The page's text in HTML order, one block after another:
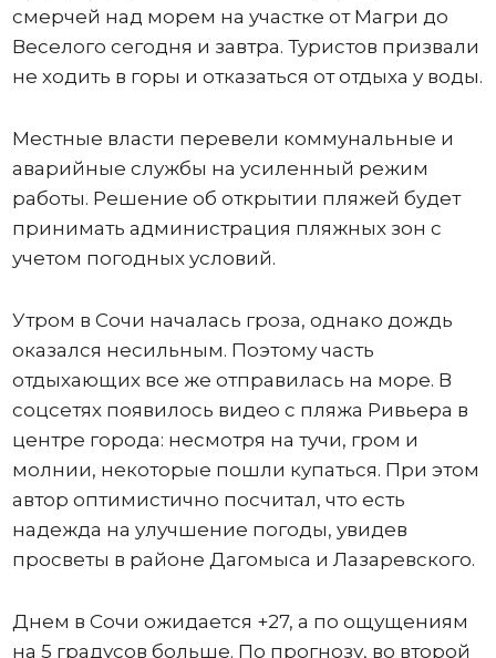
смерчей над морем на участке от Магри до
Веселого сегодня и завтра. Туристов призвали
не ходить в горы и отказаться от отдыха у воды.
Местные власти перевели коммунальные и
аварийные службы на усиленный режим
работы. Решение об открытии пляжей будет
принимать администрация пляжных зон с
учетом погодных условий.
Утром в Сочи началась гроза, однако дождь
оказался несильным. Поэтому часть
отдыхающих все же отправилась на море. В
соцсетях появилось видео с пляжа Ривьера в
центре города: несмотря на тучи, гром и
молнии, некоторые пошли купаться. При этом
автор оптимистично посчитал, что есть
надежда на улучшение погоды, увидев
просветы в районе Дагомыса и Лазаревского.
Днем в Сочи ожидается +27, а по ощущениям
на 5 градусов больше. По прогнозу, во второй